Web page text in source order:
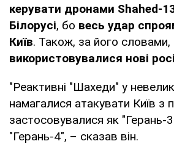
керувати дронами Shahed-
Білорусі, бо весь удар
Київ. Також, за його словами,
використовувалися нові
"Реактивні "Шахеди" у
намагалися атакувати Київ з
застосовувалися як "Герань-
"Герань-4", – сказав він.